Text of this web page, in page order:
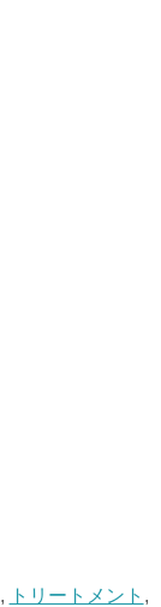
, トリートメント ,